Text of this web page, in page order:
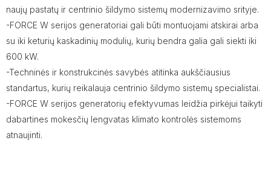
naujų pastatų ir centrinio šildymo sistemų modernizavimo srityje.
-FORCE W serijos generatoriai gali būti montuojami atskirai arba
su iki keturių kaskadinių modulių, kurių bendra galia gali siekti iki
600 kW.
-Techninės ir konstrukcinės savybės atitinka aukščiausius
standartus, kurių reikalauja centrinio šildymo sistemų specialistai.
-FORCE W serijos generatorių efektyvumas leidžia pirkėjui taikyti
dabartines mokesčių lengvatas klimato kontrolės sistemoms
atnaujinti.